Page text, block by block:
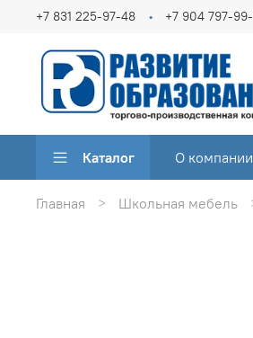
+7 831 225-97-48
Каталог О компании
Главная Школьная мебель